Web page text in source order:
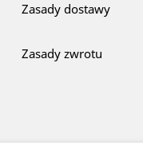
Zasady dostawy
Zasady zwrotu